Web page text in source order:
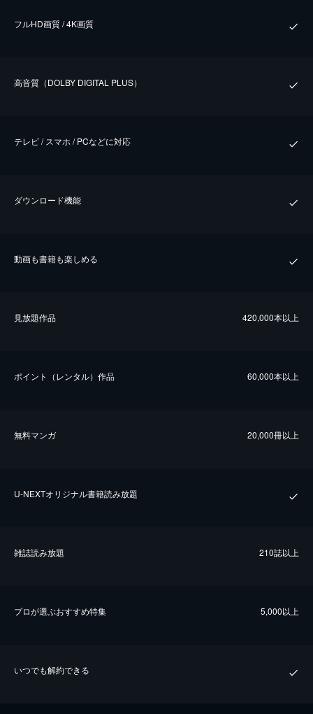
フルHD画質 / 4K画質
⾼⾳質（DOLBY DIGITAL PLUS）
テレビ / スマホ / PCなどに対応
ダウンロード機能
動画も書籍も楽しめる
⾒放題作品 420,000本以上
ポイント（レンタル）作品 60,000本以上
無料マンガ 20,000冊以上
U-NEXTオリジナル書籍読み放題
雑誌読み放題 210誌以上
プロが選ぶおすすめ特集 5,000以上
いつでも解約できる